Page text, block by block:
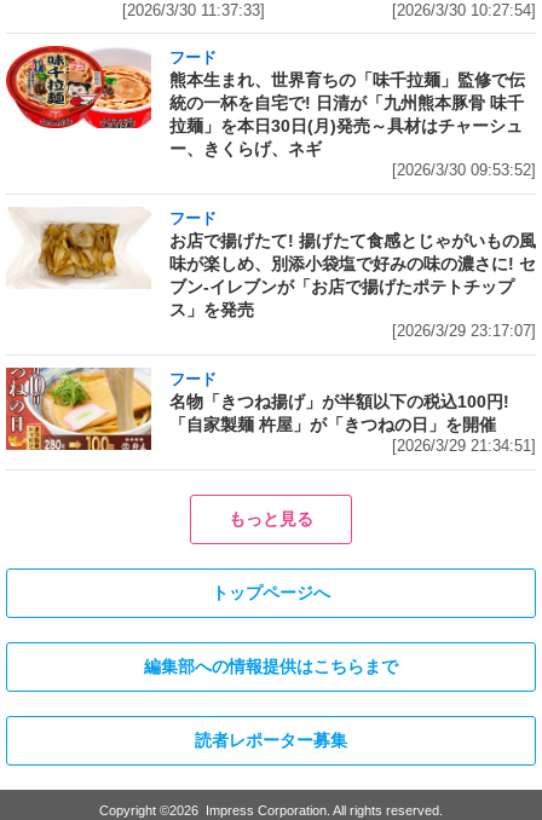
[2026/3/30 11:37:33] [2026/3/30 10:27:54]
フード
熊本生まれ、世界育ちの「味千拉麺」監修で伝
統の一杯を自宅で! 日清が「九州熊本豚骨 味千
拉麺」を本日30日(月)発売～具材はチャーシュ
ー、きくらげ、ネギ
[2026/3/30 09:53:52]
フード
お店で揚げたて! 揚げたて食感とじゃがいもの風
味が楽しめ、別添小袋塩で好みの味の濃さに! セ
ブン‐イレブンが「お店で揚げたポテトチップ
ス」を発売
[2026/3/29 23:17:07]
フード
名物「きつね揚げ」が半額以下の税込100円!
「自家製麺 杵屋」が「きつねの日」を開催
[2026/3/29 21:34:51]
もっと見る
トップページへ
編集部への情報提供はこちらまで
読者レポーター募集
Copyright ©2026 Impress Corporation. All rights reserved.